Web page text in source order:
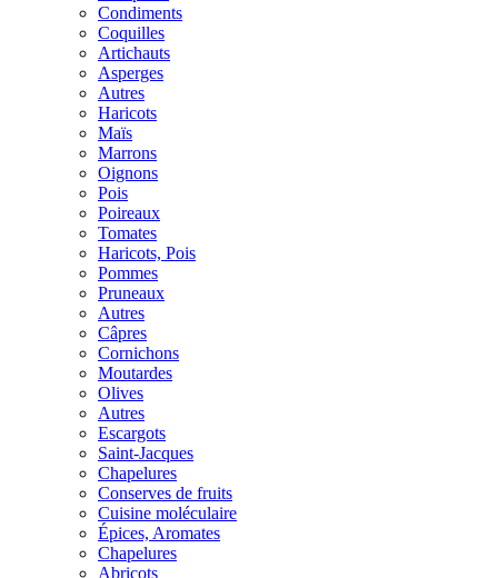
Condiments
Coquilles
Artichauts
Asperges
Autres
Haricots
Maïs
Marrons
Oignons
Pois
Poireaux
Tomates
Haricots, Pois
Pommes
Pruneaux
Autres
Câpres
Cornichons
Moutardes
Olives
Autres
Escargots
Saint-Jacques
Chapelures
Conserves de fruits
Cuisine moléculaire
Épices, Aromates
Chapelures
Abricots